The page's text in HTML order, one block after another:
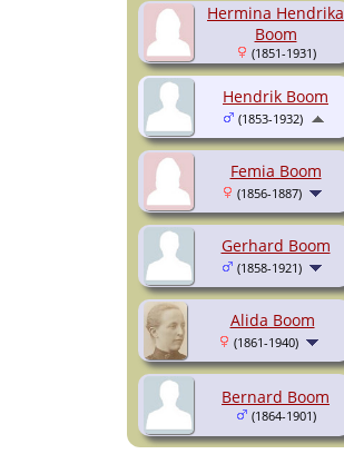
Hermina Hendrika
Boom
(1851-1931)
Femia Boom
(1856-1887)
Gerhard Boom
(1858-1921)
Alida Boom
(1861-1940)
Bernard Boom
(1864-1901)
Hendrik Boom
(1853-1932)